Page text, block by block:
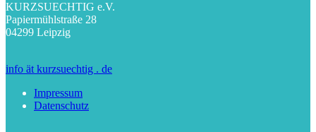
KURZSUECHTIG e.V.
Papiermühlstraße 28
04299 Leipzig
info ät kurzsuechtig . de
Impressum
Datenschutz